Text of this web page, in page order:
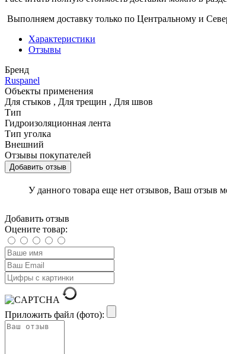
Выполняем доставку только по Центральному и
Характеристики
Отзывы
Бренд
Ruspanel
Объекты применения
Для стыков , Для трещин , Для швов
Тип
Гидроизоляционная лента
Тип уголка
Внешний
Отзывы покупателей
Добавить отзыв
У данного товара еще нет отзывов, Ваш отзыв
Добавить отзыв
Оцените товар:
Приложить файл (фото):